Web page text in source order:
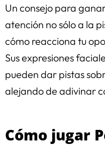
Un consejo para
atención no sólo a la
cómo reacciona tu
Sus expresiones
pueden dar pistas
alejando de adivinar
Cómo jugar